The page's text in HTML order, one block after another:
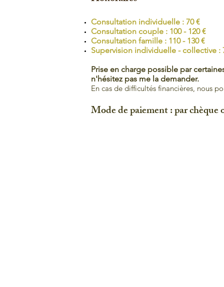
Consultation individuelle : 70 €
Consultation couple : 100 - 120 €
Consultation famille : 110 - 130 €
Supervision individuelle - collective :
Prise en charge possible par
n'hésitez pas me la demander.
En cas de difficultés financières, nous
Mode de paiement : par chèque